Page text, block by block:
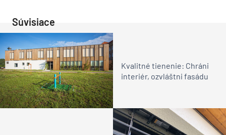
Súvisiace
Kvalitné tienenie: Chráni
interiér, ozvláštni fasádu